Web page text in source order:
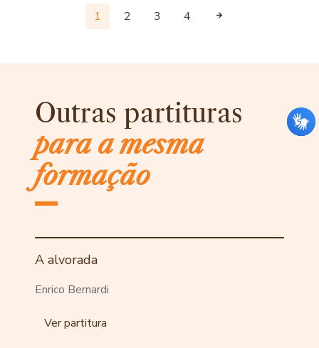
1 2 3 4
Outras partituras
para a mesma
formação
A alvorada
Enrico Bernardi
Ver partitura